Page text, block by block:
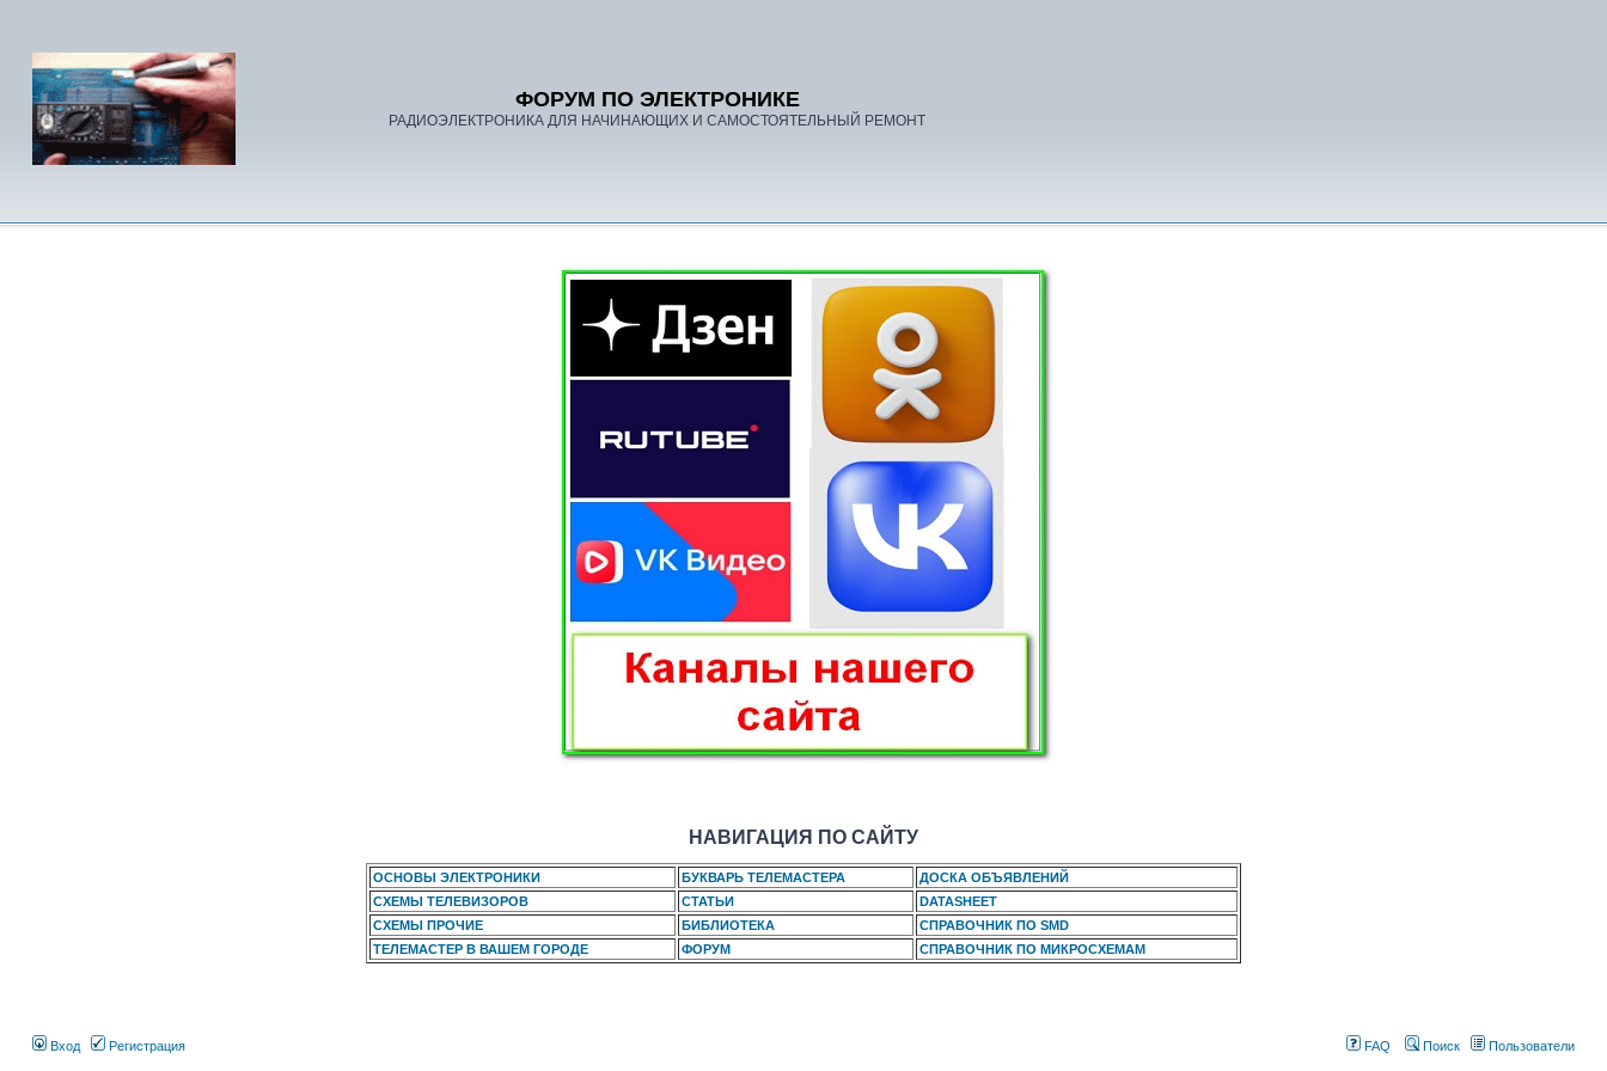
ФОРУМ ПО ЭЛЕКТРОНИКЕ
РАДИОЭЛЕКТРОНИКА ДЛЯ НАЧИНАЮЩИХ И САМОСТОЯТЕЛЬНЫЙ РЕМОНТ
НАВИГАЦИЯ ПО САЙТУ
ОСНОВЫ ЭЛЕКТРОНИКИ БУКВАРЬ ТЕЛЕМАСТЕРА
ДОСКА ОБЪЯВЛЕНИЙ
СХЕМЫ ТЕЛЕВИЗОРОВ
СТАТЬИ
DATASHEET
СХЕМЫ ПРОЧИЕ
БИБЛИОТЕКА
СПРАВОЧНИК ПО SMD
ТЕЛЕМАСТЕР В ВАШЕМ ГОРОДЕ
ФОРУМ СПРАВОЧНИК ПО МИКРОСХЕМАМ
Вход Регистрация FAQ Поиск Пользователи